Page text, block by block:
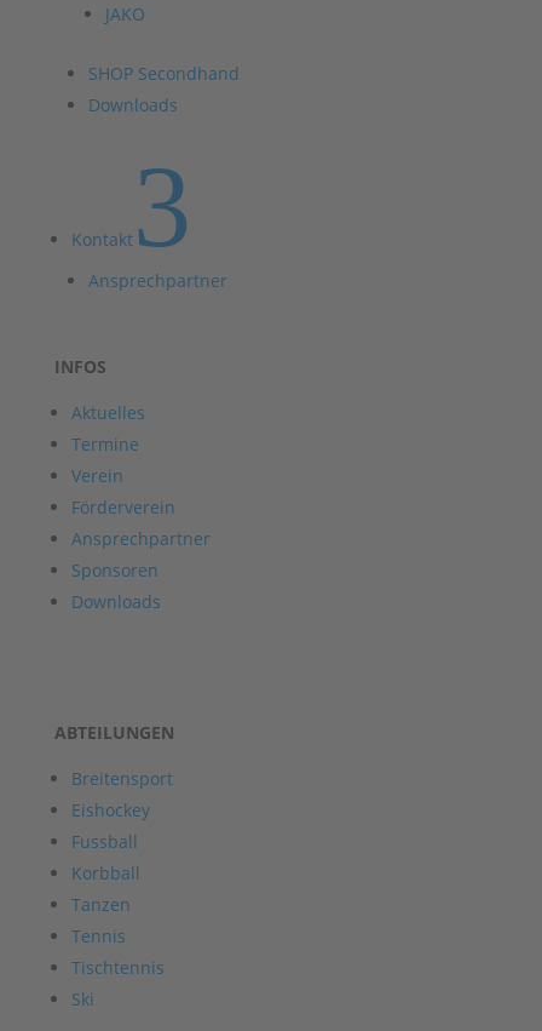
JAKO
SHOP Secondhand
Downloads
Kontakt3
Ansprechpartner
INFOS
Aktuelles
Termine
Verein
Förderverein
Ansprechpartner
Sponsoren
Downloads
ABTEILUNGEN
Breitensport
Eishockey
Fussball
Korbball
Tanzen
Tennis
Tischtennis
Ski